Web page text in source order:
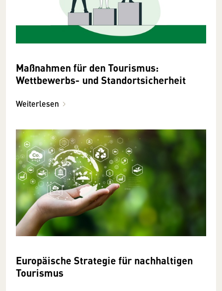
Maßnahmen für den Tourismus:
Wettbewerbs- und Standortsicherheit
Weiterlesen
Europäische Strategie für nachhaltigen
Tourismus